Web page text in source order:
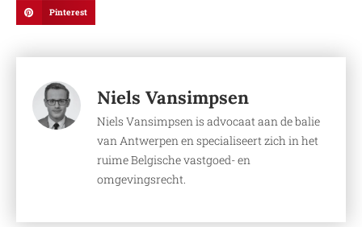
Pinterest
Niels Vansimpsen
Niels Vansimpsen is advocaat aan de balie
van Antwerpen en specialiseert zich in het
ruime Belgische vastgoed- en
omgevingsrecht.